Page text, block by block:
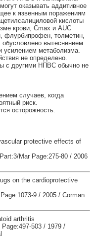
оказывать аддитивное
к язвенным поражениям
кислоты
крови, Cmax и AUC
толметин,
вытеснением
усилением метаболизма.
не определено.
с другими НПВС обычно не
случаев, когда
риск.
осторожность.
protective effects of
Mar Page:275-80 / 2006
on the cardioprotective
9 / 2005 / Corman
arthritis
503 / 1979 /